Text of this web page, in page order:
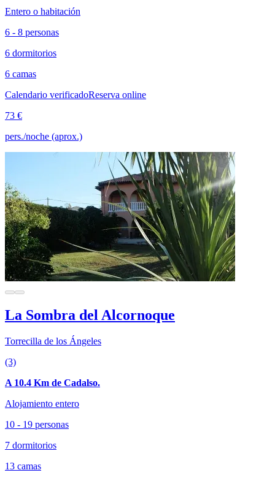
Entero o habitación
6 - 8 personas
6 dormitorios
6 camas
Calendario verificadoReserva online
73 €
pers./noche (aprox.)
La Sombra del Alcornoque
Torrecilla de los Ángeles
(3)
A 10.4 Km de Cadalso.
Alojamiento entero
10 - 19 personas
7 dormitorios
13 camas